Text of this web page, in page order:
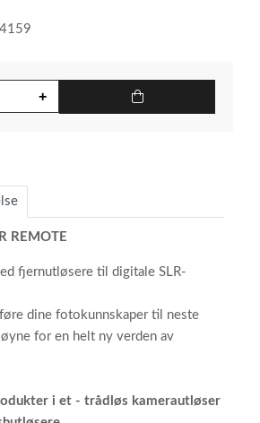
REMOTE
fjernutløsere til digitale SLR-
dine fotokunnskaper til neste
for en helt ny verden av
i et - trådløs kamerautløser